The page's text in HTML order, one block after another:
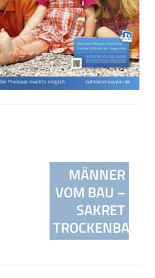
MÄNNER
VOM BAU –
SAKRET